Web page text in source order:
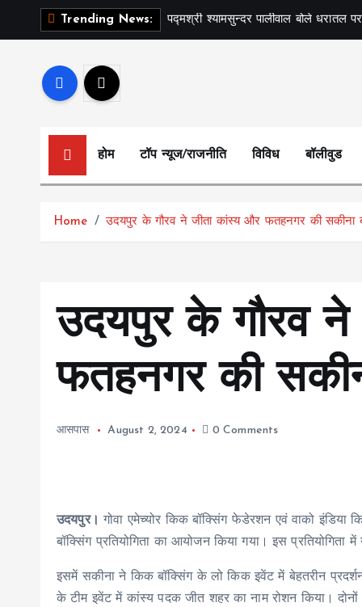
Trending News: पद्मश्री श्यामसुन्दर पालीवाल बोले धरातल
होम टॉप न्यूज/राजनीति विविध बॉलीवुड
Home उदयपुर के गौरव ने जीता कांस्य और फतहनगर की सकीना
उदयपुर के गौरव
फतहनगर की
आसपास August 2, 2024 0 Comments
उदयपुर।
गोवा एमेच्योर किक बॉक्सिंग फेडेरशन एवं वाको इंडिया
बॉक्सिंग प्रतियोगिता का आयोजन किया गया। इस प्रतियोगिता
इसमें सकीना ने किक बॉक्सिंग के लो किक इवेंट में बेहतरीन
के टीम इवेंट में कांस्य पदक जीत शहर का नाम रोशन किया। दोनों